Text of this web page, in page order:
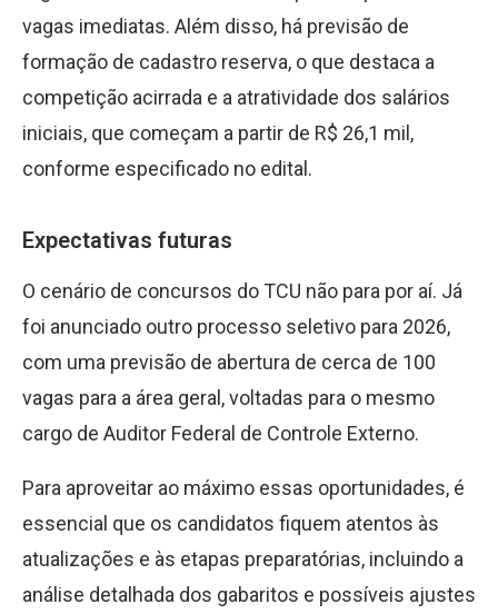
vagas imediatas. Além disso, há previsão de
formação de cadastro reserva, o que destaca a
competição acirrada e a atratividade dos salários
iniciais, que começam a partir de R$ 26,1 mil,
conforme especificado no edital.
Expectativas futuras
O cenário de concursos do TCU não para por aí. Já
foi anunciado outro processo seletivo para 2026,
com uma previsão de abertura de cerca de 100
vagas para a área geral, voltadas para o mesmo
cargo de Auditor Federal de Controle Externo.
Para aproveitar ao máximo essas oportunidades, é
essencial que os candidatos fiquem atentos às
atualizações e às etapas preparatórias, incluindo a
análise detalhada dos gabaritos e possíveis ajustes